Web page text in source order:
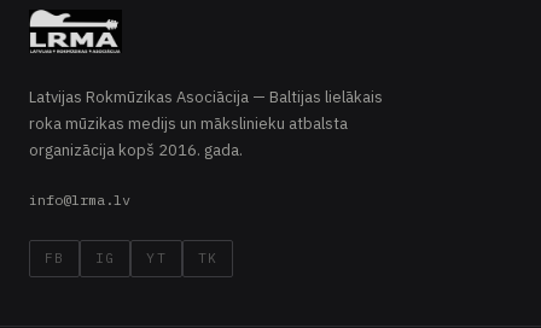
Latvijas Rokmūzikas Asociācija — Baltijas lielākais
roka mūzikas medijs un mākslinieku atbalsta
organizācija kopš 2016. gada.
info@lrma.lv
FB IG YT TK